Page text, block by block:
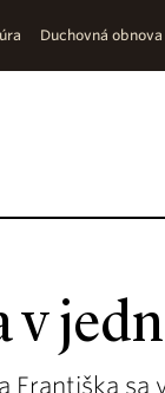
Duchovná obnova
v
Františka sa